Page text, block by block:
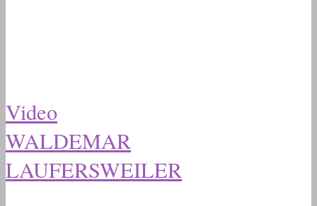
Video
WALDEMAR
LAUFERSWEILER